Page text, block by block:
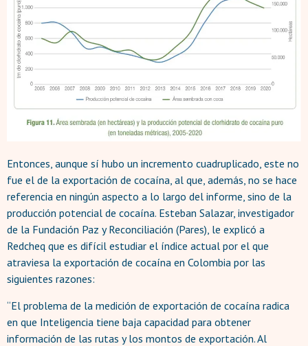
Entonces, aunque sí hubo un incremento cuadruplicado, este no
fue el de la exportación de cocaína, al que, además, no se hace
referencia en ningún aspecto a lo largo del informe, sino de la
producción potencial de cocaína. Esteban Salazar, investigador
de la Fundación Paz y Reconciliación (Pares), le explicó a
Redcheq que es difícil estudiar el índice actual por el que
atraviesa la exportación de cocaína en Colombia por las
siguientes razones:
“El problema de la medición de exportación de cocaína radica
en que Inteligencia tiene baja capacidad para obtener
información de las rutas y los montos de exportación. Al